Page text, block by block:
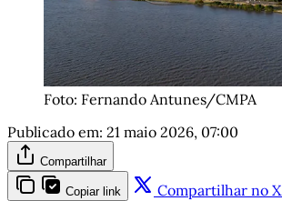
Foto: Fernando Antunes/CMPA
Publicado em: 21 maio 2026, 07:00
Compartilhar
Copiar link Compartilhar no X